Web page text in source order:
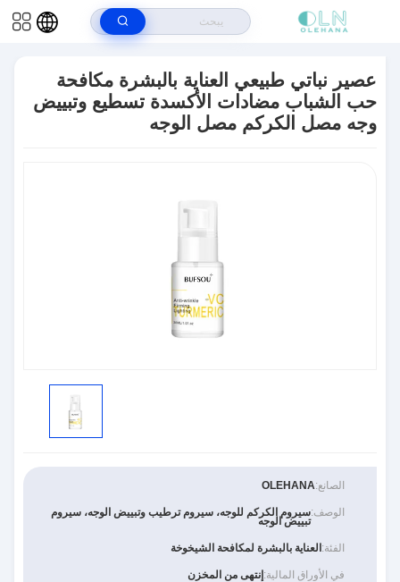
العناية بالبشرة مكافحة حب الشباب مضادات الأكسدة تسطيع وتبييض وجه مصل
الكركم مصل الوجه
عصير نباتي طبيعي العناية بالبشرة مكافحة
حب الشباب مضادات الأكسدة تسطيع وتبييض
وجه مصل الكركم مصل الوجه
الصانع:OLEHANA
الوصف:سيروم الكركم للوجه، سيروم ترطيب وتبييض الوجه، سيروم
تبييض الوجه
الفئة: العناية بالبشرة لمكافحة الشيخوخة
في الأوراق المالية: إنتهى من المخزن